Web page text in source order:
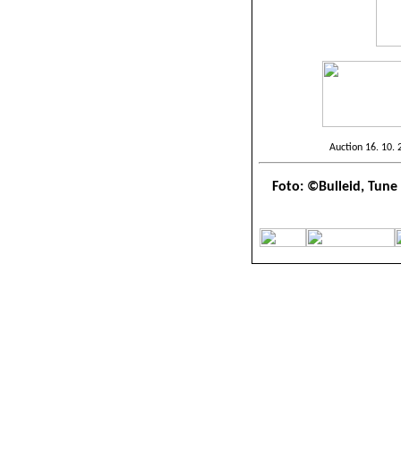
Auction 16. 10.
Foto: ©Bulleid, Tune